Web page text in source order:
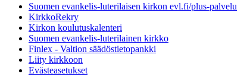
Suomen evankelis-luterilaisen kirkon evl.fi/plus-palvelu
KirkkoRekry
Kirkon koulutuskalenteri
Suomen evankelis-luterilainen kirkko
Finlex - Valtion säädöstietopankki
Liity kirkkoon
Evästeasetukset